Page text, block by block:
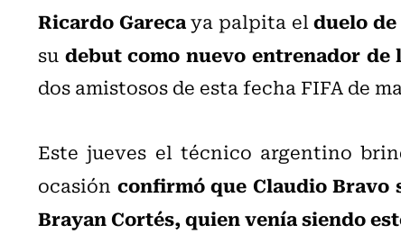
Ricardo Garecaya palpita elduelo
su debut como nuevo entrenador de
dos amistosos de esta fecha FIFA de
Este jueves el técnico argentino
ocasión confirmó que Claudio Bravo
Brayan Cortés, quien venía siendo